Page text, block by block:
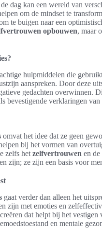
dag kan een wereld van
om de mindset te
te buigen naar een
opbouwen, maar
hulpmiddelen die
aanspreken. Door deze
gedachten overwinnen.
bevestigende verklaringen
omvat het idee dat ze geen
bij het vormen van
zelfs het zelfvertrouwen en
zijn; ze zijn een basis voor
gaat verder dan alleen het
zijn met emoties en
dat helpt bij het
en mentale